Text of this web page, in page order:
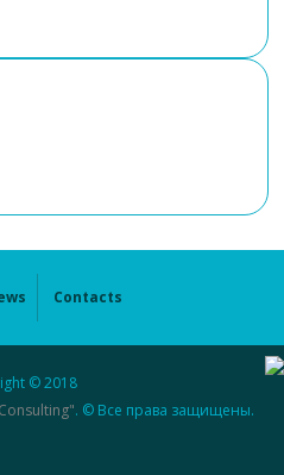
Contacts
© 2018
. © Все права защищены.